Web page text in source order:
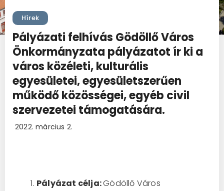
Hírek
Pályázati felhívás Gödöllő Város
Önkormányzata pályázatot ír ki a
város közéleti, kulturális
egyesületei, egyesületszerűen
működő közösségei, egyéb civil
szervezetei támogatására.
2022. március 2.
Pályázat célja:Gödöllő Város